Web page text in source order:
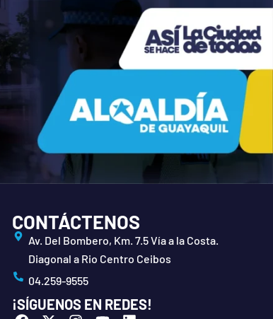
CONTÁCTENOS
Av. Del Bombero, Km. 7.5 Vía a la Costa.
Diagonal a Rio Centro Ceibos
04.259-9555
¡SÍGUENOS EN REDES!